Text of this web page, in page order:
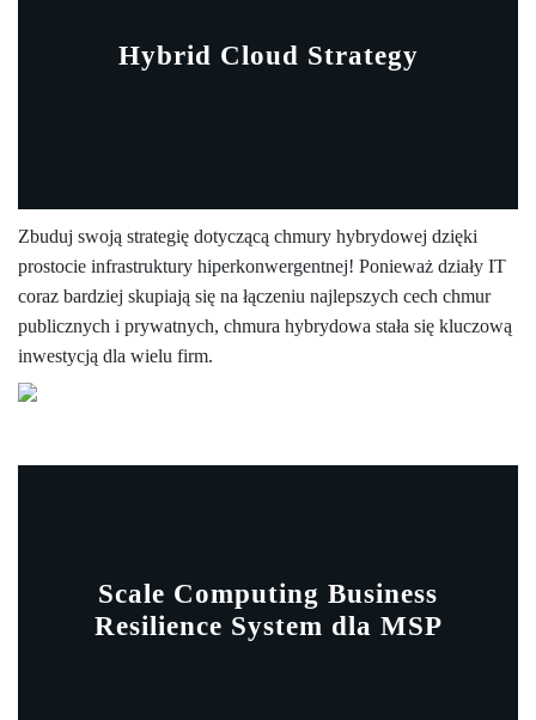
Hybrid Cloud Strategy
Zbuduj swoją strategię dotyczącą chmury hybrydowej dzięki
prostocie infrastruktury hiperkonwergentnej! Ponieważ działy IT
coraz bardziej skupiają się na łączeniu najlepszych cech chmur
publicznych i prywatnych, chmura hybrydowa stała się kluczową
inwestycją dla wielu firm.
Scale Computing Business
Resilience System dla MSP